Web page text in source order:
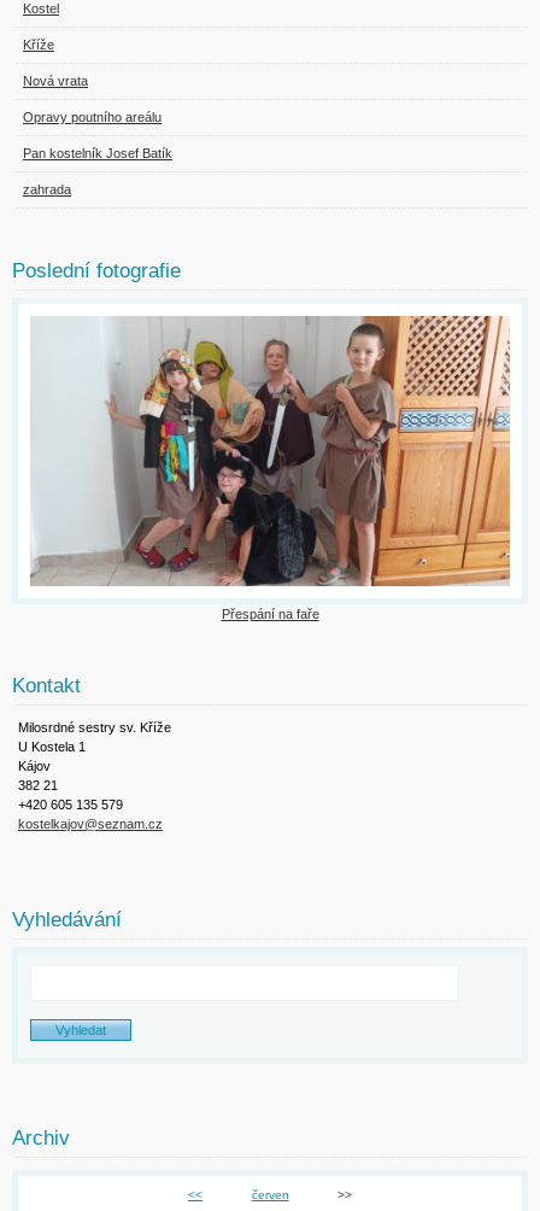
Kostel
Kříže
Nová vrata
Opravy poutního areálu
Pan kostelník Josef Batík
zahrada
Poslední fotografie
Přespání na faře
Kontakt
Milosrdné sestry sv. Kříže
U Kostela 1
Kájov
382 21
+420 605 135 579
kostelkajov@seznam.cz
Vyhledávání
Archiv
<< červen >>